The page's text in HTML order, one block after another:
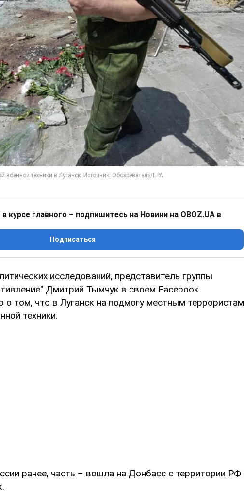
курсе главного – подпишитесь на Новини на OBOZ.UA в
Подписаться
исследований, представитель группы
Дмитрий Тымчук в своем Facebook
том, что в Луганск на подмогу местным террористам
техники.
ранее, часть – вошла на Донбасс с территории РФ